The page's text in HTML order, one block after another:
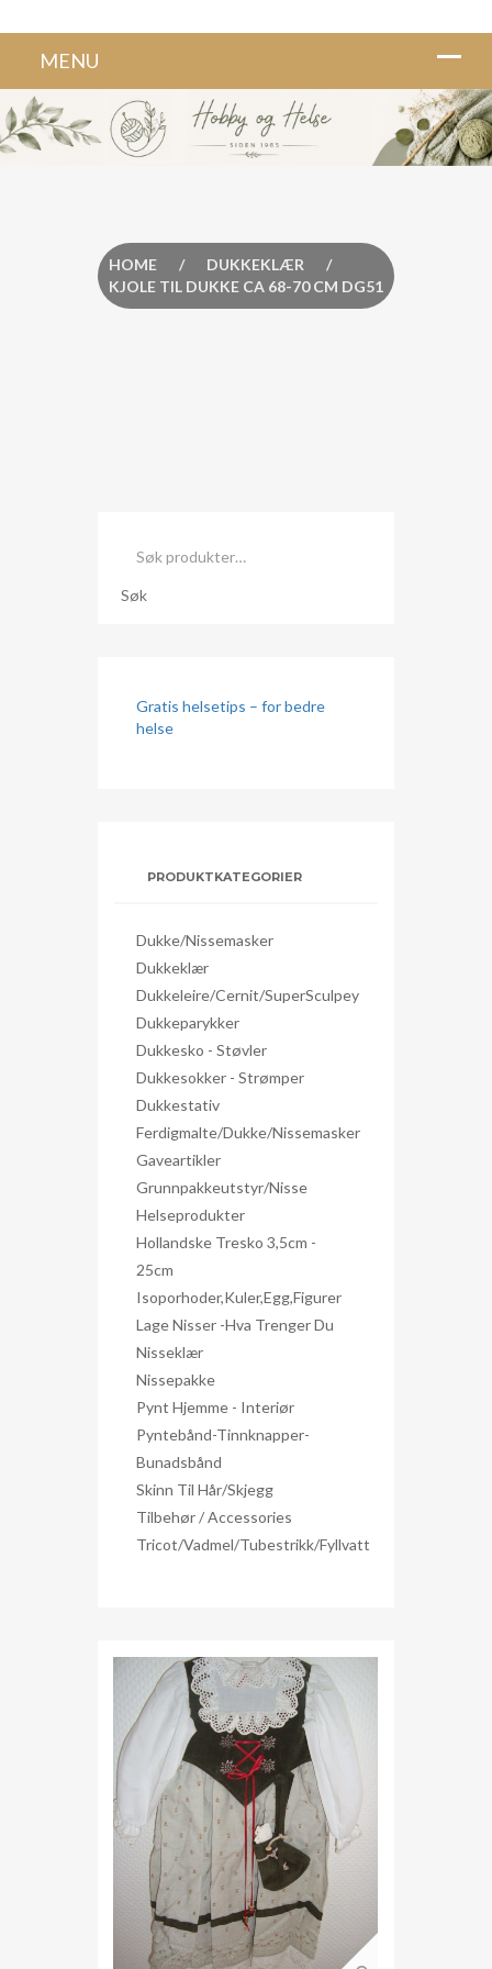
HOME / DUKKEKLÆR
/
KJOLE TIL DUKKE CA 68-70 CM DG51
etter:
Søk
Gratis helsetips – for bedre
helse
PRODUKTKATEGORIER
Dukke/nissemasker
Dukkeklær
Dukkeleire/Cernit/SuperSculpey
Dukkeparykker
Dukkesko - Støvler
Dukkesokker - Strømper
Dukkestativ
Ferdigmalte/dukke/nissemasker
Gaveartikler
Grunnpakkeutstyr/nisse
Helseprodukter
Hollandske Tresko 3,5cm -
25cm
Isoporhoder,kuler,egg,figurer
Lage Nisser -hva Trenger Du
Nisseklær
Nissepakke
Pynt Hjemme - Interiør
Pyntebånd-Tinnknapper-
Bunadsbånd
Skinn Til Hår/skjegg
Tilbehør / Accessories
Tricot/Vadmel/Tubestrikk/Fyllvatt